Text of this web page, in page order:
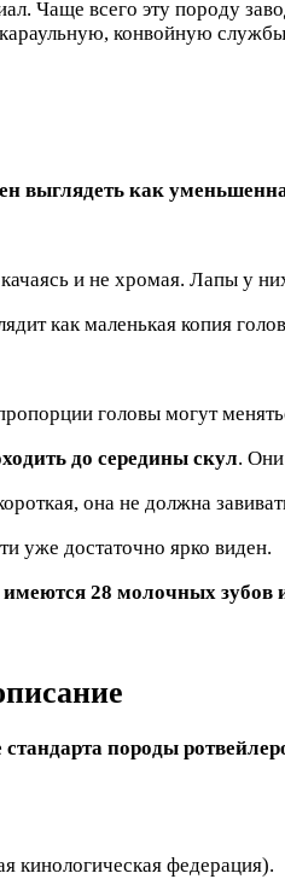
Чаще всего эту породу
конвойную
выглядеть как
и не хромая. Лапы у
как маленькая копия
головы могут
до середины скул.
она не должна
уже достаточно ярко виден.
28 молочных зубов
породы
кинологическая федерация).